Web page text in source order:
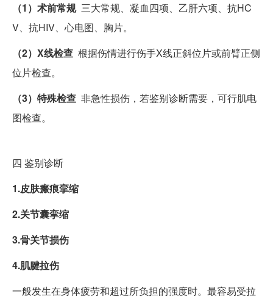
（1）术前常规三大常规、凝血四项、乙肝六项、抗HC
V、抗HIV、心电图、胸片。
（2）X线检查 根据伤情进行伤手X线正斜位片或前臂正侧
位片检查。
（3）特殊检查 非急性损伤，若鉴别诊断需要，可行肌电
图检查。
四 鉴别诊断
1.皮肤瘢痕挛缩
2.关节囊挛缩
3.骨关节损伤
4.肌腱拉伤
一般发生在身体疲劳和超过所负担的强度时。最容易受拉